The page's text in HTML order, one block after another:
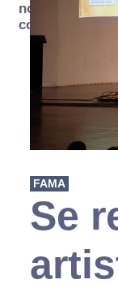
no se
consume
FAMA
Se